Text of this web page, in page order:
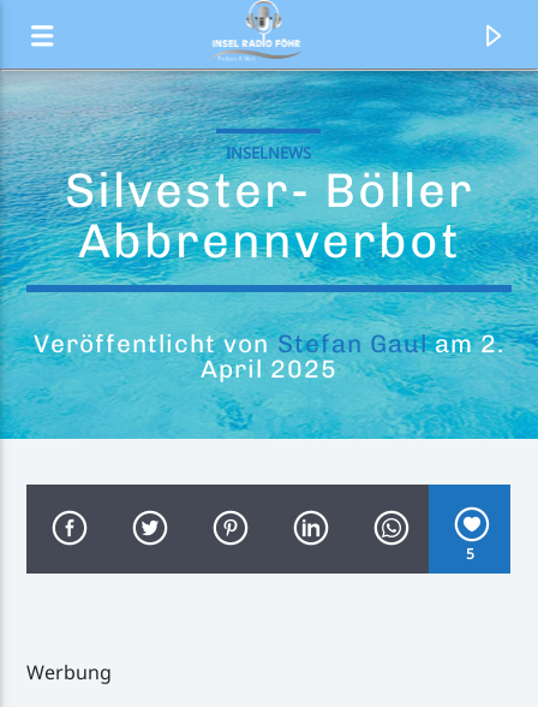
All I Ever Wanted (Attack & Chan
Remix)
Jamaster A
INSELNEWS
Silvester- Böller
Abbrennverbot
Veröffentlicht vonStefan Gaulam 2.
April 2025
5
Werbung